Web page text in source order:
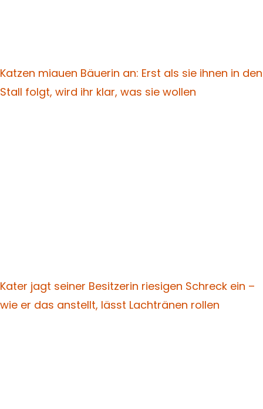
Katzen miauen Bäuerin an: Erst als sie ihnen in den
Stall folgt, wird ihr klar, was sie wollen
Kater jagt seiner Besitzerin riesigen Schreck ein –
wie er das anstellt, lässt Lachtränen rollen